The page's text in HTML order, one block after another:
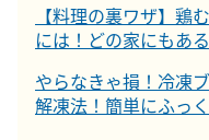
【料理の裏ワザ】鶏
には！どの家にもあ
やらなきゃ損！冷凍
解凍法！簡単にふっ